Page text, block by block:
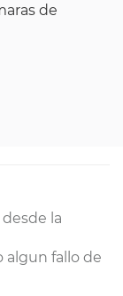
de
la
algun fallo de